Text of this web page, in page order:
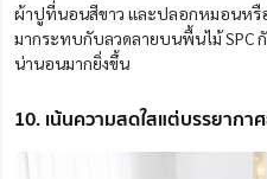
ผ้าปูที่นอนสีขาว และปลอกหมอนหรื
มากระทบกับลวดลายบนพื้นไม้ SPC
น่านอนมากยิ่งขึ้น
10. เน้นความสดใสแต่บรรยาก